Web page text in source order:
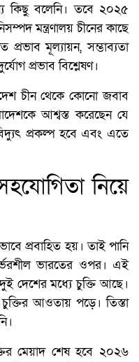
কিছু বলেনি। তবে ২০২৫
মন্ত্রণালয় চীনের কাছে
প্রভাব মূল্যায়ন, সম্ভাব্যতা
প্রভাব বিশ্লেষণ।
চীন থেকে কোনো জবাব
আশ্বস্ত করেছেন যে
প্রকল্প হবে এবং এতে
নিয়ে
প্রবাহিত হয়। তাই পানি
ভারতের ওপর। এই
দেশের মধ্যে চুক্তি আছে।
চুক্তির আওতায় পড়ে। তিস্তা
মেয়াদ শেষ হবে ২০২৬